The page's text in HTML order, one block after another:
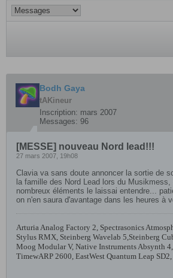
Bodh Gaya
tAKineur
Inscription: mars 2007
Messages: 96
[MESSE] nouveau Nord lead!!!
27 mars 2007, 19h08
Clavia va sans doute annoncer la sortie de
la famille des Nord Lead lors du
nombreux éléments le laissai entendre...
on n'en saura d'avantage dans les heures à
Arturia Analog Factory 2, Spectrasonics
Stylus RMX, Steinberg Wavelab 5,Steinberg
Moog Modular V, Native Instruments Absynth 4,
TimewARP 2600, EastWest Quantum Leap SD2,